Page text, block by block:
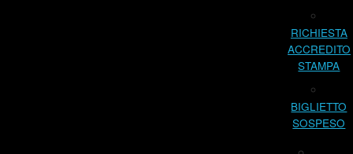
RICHIESTA
ACCREDITO
STAMPA
BIGLIETTO
SOSPESO